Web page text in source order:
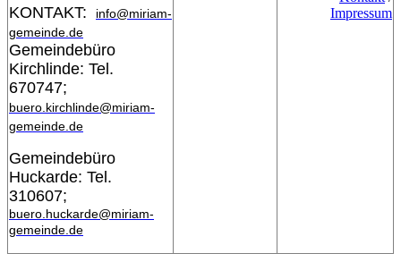
KONTAKT:
info@miriam-
gemeinde.de
Gemeindebüro
Kirchlinde: Tel.
670747;
buero.kirchlinde@miriam-
gemeinde.de
Gemeindebüro
Huckarde: Tel.
310607;
buero.huckarde@miriam-
gemeinde.de
Impressum